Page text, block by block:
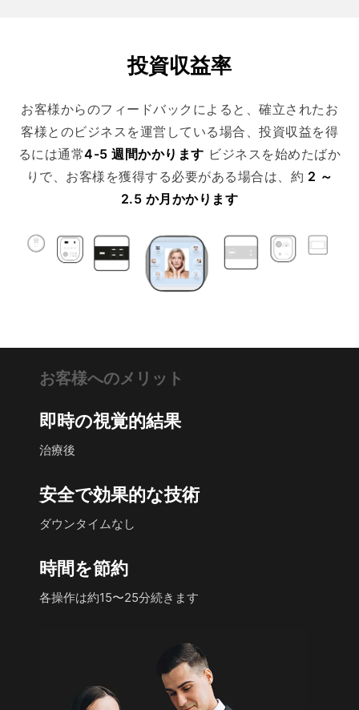
投資収益率
お客様からのフィードバックによると、確立されたお
客様とのビジネスを運営している場合、投資収益を得
るには通常4-5 週間かかります ビジネスを始めたばか
りで、お客様を獲得する必要がある場合は、約 2 ～
2.5 か月かかります
お客様へのメリット
即時の視覚的結果
治療後
安全で効果的な技術
ダウンタイムなし
時間を節約
各操作は約15〜25分続きます